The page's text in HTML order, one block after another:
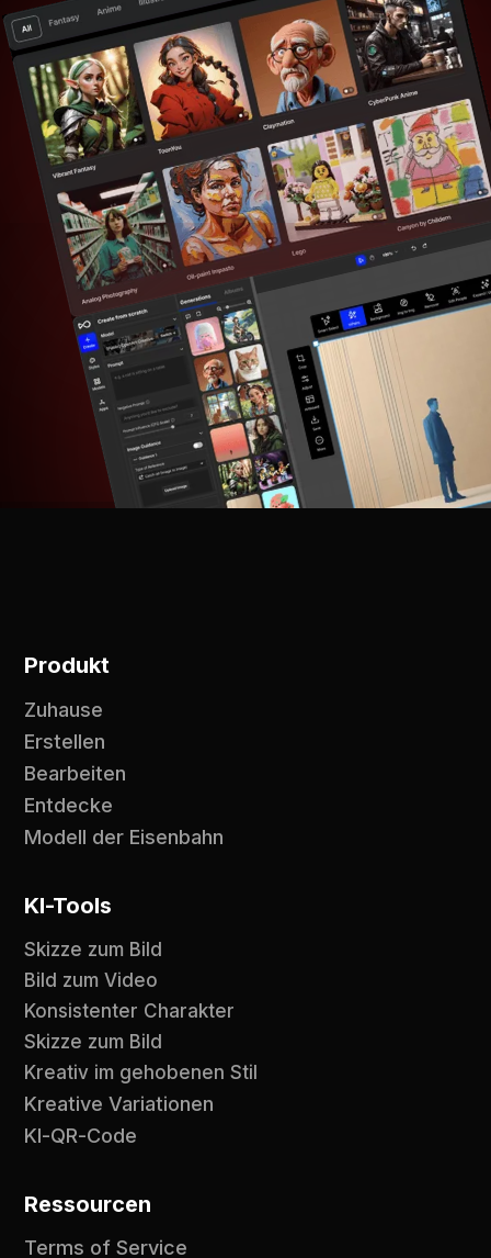
Produkt
Zuhause
Erstellen
Bearbeiten
Entdecke
Modell der Eisenbahn
KI-Tools
Skizze zum Bild
Bild zum Video
Konsistenter Charakter
Skizze zum Bild
Kreativ im gehobenen Stil
Kreative Variationen
KI-QR-Code
Ressourcen
Terms of Service